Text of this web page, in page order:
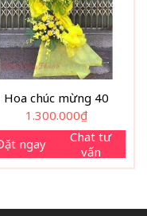
Hoa chúc mừng 40
1.300.000₫
ngay
Chat tư
vấn